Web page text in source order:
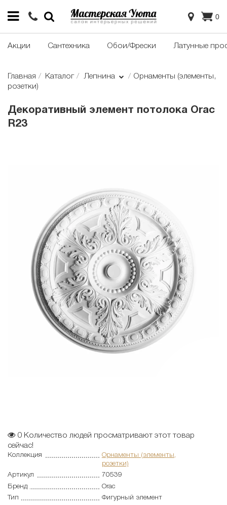
0
Акции Сантехника Обои/Фрески Латунные
Главная Каталог Лепнина
Орнаменты (элементы,
розетки)
Декоративный элемент потолока Orac
R23
0 Количество людей просматривают этот товар
сейчас!
Коллекция
Орнаменты (элементы,
розетки)
Артикул
70539
Бренд
Orac
Тип
Фигурный элемент